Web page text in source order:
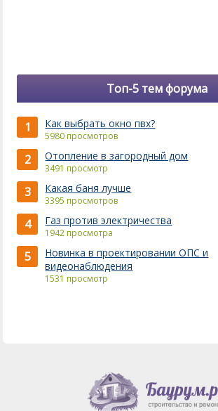
Топ-5 тем форума
1 Как выбрать окно пвх?
5980 просмотров
2 Отопление в загородный дом
3491 просмотр
3 Какая баня лучше
3395 просмотров
4 Газ против электричества
1942 просмотра
5
Новинка в проектировании ОПС и
видеонаблюдения
1531 просмотр